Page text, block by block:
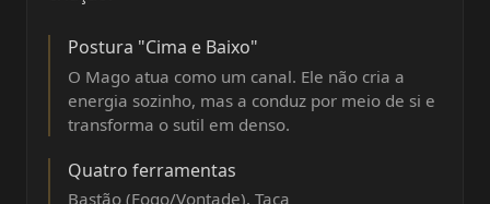
Postura "Cima e Baixo"
O Mago atua como um canal. Ele não cria a
energia sozinho, mas a conduz por meio de si e
transforma o sutil em denso.
Quatro ferramentas
Bastão (Fogo/Vontade), Taça